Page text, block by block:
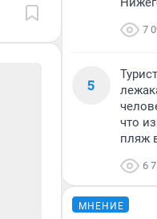
7
5
что
пляж
6
МНЕНИЕ